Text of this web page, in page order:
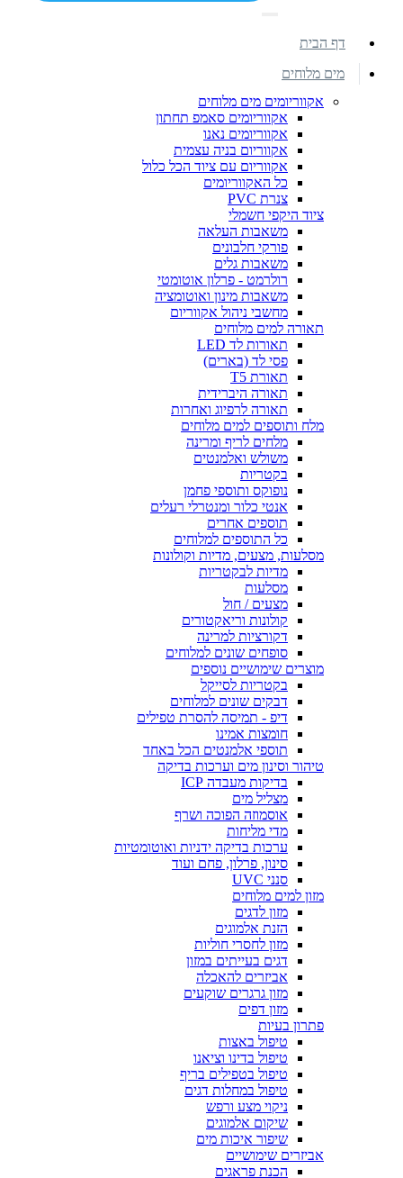
דף הבית
מים מלוחים
אקווריומים מים מלוחים
אקווריומים סאמפ תחתון
אקווריומים נאנו
אקווריום בניה עצמית
אקווריום עם ציוד הכל כלול
כל האקווריומים
צנרת PVC
ציוד היקפי חשמלי
משאבות העלאה
פורקי חלבונים
משאבות גלים
רולרמט - פרלון אוטומטי
משאבות מינון ואוטומציה
מחשבי ניהול אקווריום
תאורה למים מלוחים
תאורות לד LED
פסי לד (בארים)
תאורת T5
תאורה היברידית
תאורה לרפיוג ואחרות
מלח ותוספים למים מלוחים
מלחים לריף ומרינה
משולש ואלמנטים
בקטריות
נופוקס ותוספי פחמן
אנטי כלור ומנטרלי רעלים
תוספים אחרים
כל התוספים למלוחים
מסלעות, מצעים, מדיות וקולונות
מדיות לבקטריות
מסלעות
מצעים / חול
קולונות וריאקטורים
דקורציות למרינה
סופחים שונים למלוחים
מוצרים שימושיים נוספים
בקטריות לסייקל
דבקים שונים למלוחים
דיפ - תמיסה להסרת טפילים
חומצות אמינו
תוספי אלמנטים הכל באחד
טיהור וסינון מים וערכות בדיקה
בדיקות מעבדה ICP
מצליל מים
אוסמוזה הפוכה ושרף
מדי מליחות
ערכות בדיקה ידניות ואוטומטיות
סינון, פרלון, פחם ועוד
סנני UVC
מזון למים מלוחים
מזון לדגים
הזנת אלמוגים
מזון לחסרי חוליות
דגים בעייתים במזון
אביזרים להאכלה
מזון גרגרים שוקעים
מזון דפים
פתרון בעיות
טיפול באצות
טיפול בדינו וציאנו
טיפול בטפילים בריף
טיפול במחלות דגים
ניקוי מצע ורפש
שיקום אלמוגים
שיפור איכות מים
אביזרים שימושיים
הכנת פראגים